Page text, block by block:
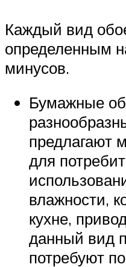
Каждый вид
определенным
минусов.
Бумажные
предлагают
для
влажности,
кухне,
данный вид
потребуют